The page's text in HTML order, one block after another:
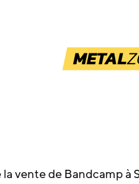
la vente de Bandcamp